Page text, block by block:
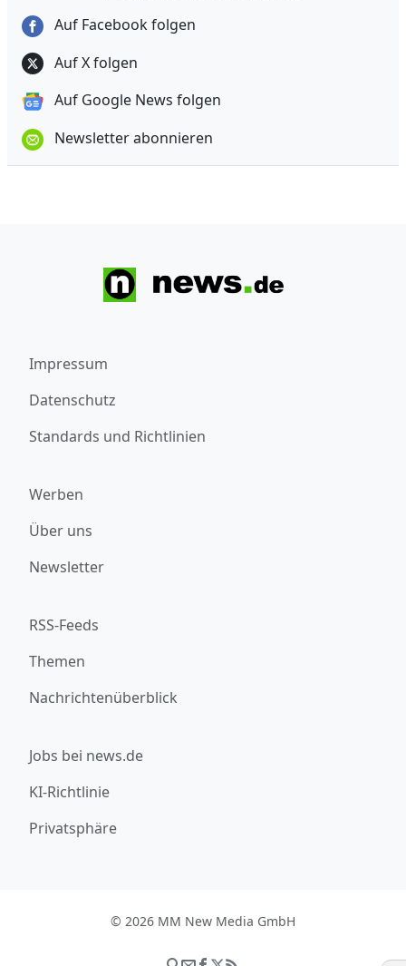
Auf Facebook folgen
Auf X folgen
Auf Google News folgen
Newsletter abonnieren
Impressum
Datenschutz
Standards und Richtlinien
Werben
Über uns
Newsletter
RSS-Feeds
Themen
Nachrichtenüberblick
Jobs bei news.de
KI-Richtlinie
Privatsphäre
© 2026 MM New Media GmbH